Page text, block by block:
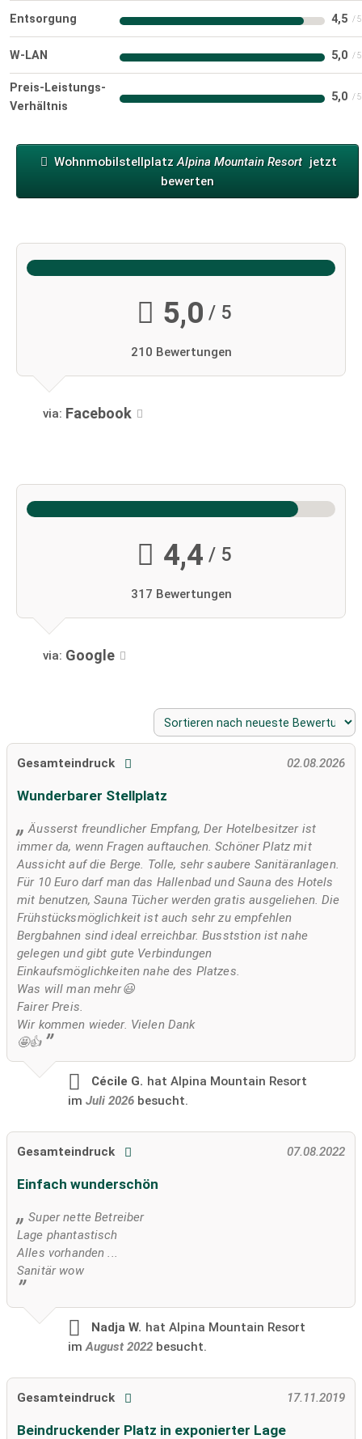
Entsorgung 4,5
W-LAN 5,0
Preis-Leistungs-
Verhältnis
5,0
WohnmobilstellplatzAlpina Mountain Resort jetzt
bewerten
5,0 / 5
210 Bewertungen
via: Facebook
4,4 / 5
317 Bewertungen
via: Google
Gesamteindruck 02.08.2026
Wunderbarer Stellplatz
Äusserst freundlicher Empfang, Der Hotelbesitzer ist
immer da, wenn Fragen auftauchen. Schöner Platz mit
Aussicht auf die Berge. Tolle, sehr saubere Sanitäranlagen.
Für 10 Euro darf man das Hallenbad und Sauna des Hotels
mit benutzen, Sauna Tücher werden gratis ausgeliehen. Die
Frühstücksmöglichkeit ist auch sehr zu empfehlen
Bergbahnen sind ideal erreichbar. Busststion ist nahe
gelegen und gibt gute Verbindungen
Einkaufsmöglichkeiten nahe des Platzes.
Was will man mehr😃
Fairer Preis.
Wir kommen wieder. Vielen Dank
🤩👍
Cécile G. hat Alpina Mountain Resort
im Juli 2026 besucht.
Gesamteindruck 07.08.2022
Einfach wunderschön
Super nette Betreiber
Lage phantastisch
Alles vorhanden ...
Sanitär wow
Nadja W. hat Alpina Mountain Resort
im August 2022 besucht.
Gesamteindruck 17.11.2019
Beindruckender Platz in exponierter Lage